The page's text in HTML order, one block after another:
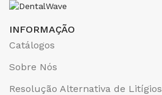
INFORMAÇÃO
Catálogos
Sobre Nós
Resolução Alternativa de Litígios